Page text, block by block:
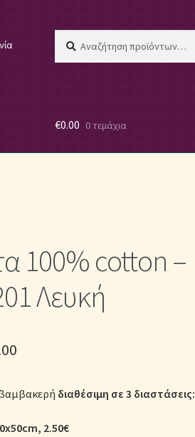
για:
€0.00 0 τεμάχια
100% cotton –
Λευκή
Price
€2.50
through
διαθέσιμη σε 3 διαστάσεις:
2.50€